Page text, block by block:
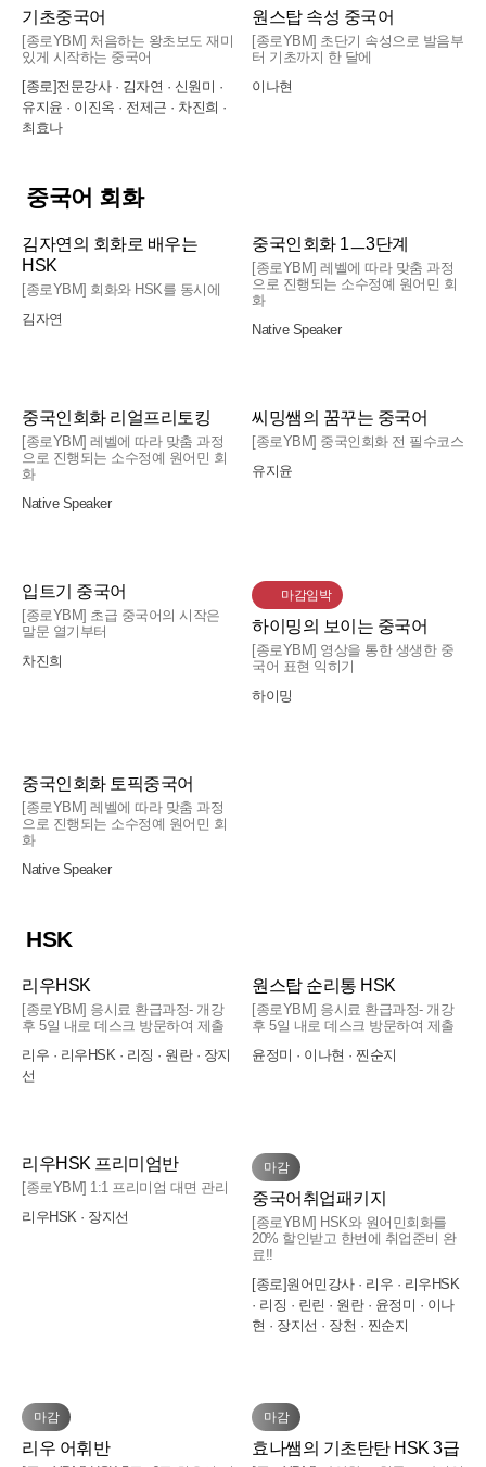
라 중국어 회화를 고급스럽게 업그레이드 시킬 수
있어서 도라애몽 암기빵에 적어서 다 머릿속에 넣
어버리고 싶어요🫶🏻
❤️‍🔥고득점 위해 피드백 계속 받고 싶은 분
🩵문제 많이 풀어서 단기간에 합격 하고 싶은 분
🤍수업 참석만으로도 합격 하고 싶은 분
뻥 아니고 앉아만 있었는데 단어도 안외우고, 숙
정미 선생님, 나현 선생님 너무 감사합니다🥹🥹
프리미엄반에서 발음 교정부터 듣기, 쓰기, 독해
까지 다 관리해주셔서 더욱 빨리 배울 수 있었습
니다.
또한, 10번 읽기를 통해서 리스닝 실력을 더욱 늘
릴 수 있었습니다.
부족한 부분을 채우면서 할 수 있었습니다! HSK 4
비했습니다.
매 수업마다 커리큘럼이 정말 체계적으로 구성되
어 있었고, 독해·듣기·쓰기까지 어느 한 부분도 빠
짐없이 꼼꼼하게 지도해 주셔서 균형 있게 공부할
수 있었습니다.
기였습니다. 처음에는 문장 구조를 분석하는 것
를 구분하는 데도 어려움이 많았습니다. 하지만
매번 과제로 10번 읽기와 모든 문제의 구조 분석
을 꾸준히 하다 보니, 어느 순간 문장을 보면 핵심
표현과 문장 구조가 자연스럽게 눈에 들어오기 시
작했습니다. 덕분에 독해뿐만 아니라 쓰기에서도
또한 노베이스인 학생도 잘 따라올 수 있도록 하
나하나 친절하게 설명해 주시고, 필요한 경우에는
3급 내용까지 함께 짚어 주시면서 이해를 도와주
리우HSK
기!
지선쌤과 함께 HSK 4급을 2달동안 준비했습니다.
가장 도움이 되었던 것은 10번 읽기였던거 같습
하다 보니 점차 실력이 느는것을 느낄수 있었습니
다. 그 결과 238점을 받을수 있었으면 독해는 무
려 100점 만점 90점을 받았습니다. 꾸준한 반복
학습의 중요성과 10번읽기의 중요성을 다시 한번
느꼈습니다. 열정적으로 지도해 주신 지선쌤께 정
말 감사드리며, 지선쌤 수업 강추합니다 !!!
고득점 합격 성공했어요 ㅎㅎ
5월, 6월 지선쌤 강의듣고 7월에 IBT로 시험쳤어
데 6월 초중순부터 어휘력과 더불어 독해가 많이
늘었다는게 체감되었어요. 그래서 선생님이 시키
는대로만 성실하게 잘해내자 라는 생각으로 매일
2-3시간씩 공부했어요. 학원 안 다녔으면 듣기도
제가 제일 약한 부분이 쓰기였는데 문장 구조도
알고 어휘력도 향상되었다보니 결과적으로 시험
에서는 개인적으로는 만족하는 점수를 얻었습니
딱 두 달 마음 잡고 공부하시면 다 합격할 수 있어
리우HSK
Hsk 응시료 환급건 4급 합격 후기
중국어는커녕 한자도 모른 채 2월부터 듣기 시작
했습니다. 그리고 6월 28일 4급 240점으로 합격
많았기 때문에 끈기와 의지가 있는 분들이라면 이
보다 빠른 기간 내 성취할 수 있다고 생각합니다.
우선 강의는 진심으로 추천합니다. 선생님들이 정
말 친절하시고 꼼꼼하세요. 수업마다 수업 영상,
공부 의지가 그리 좋지 못해 종종 걱정될 때가 있
지만 선생님들과 함께라면 6급까지도 노려볼 수
있겠다 생각합니다. 남은 건 자신과의 싸움뿐..^ㅠ
앞으로도 잘 부탁드립니다!
할 수 있어요!
입트기 중국어의 커리큘럼을 끝까지 따라가니, 왠
지 모를 자신감이 생겼습니다. 유창하지는 않더라
도, 제가 하고 싶은 이야기를 중국어로 할 수 있어
요! 😀
표현은 선생님께서 알려주시기 때문에, 최대한 문
장을 새롭게 만들어보는 게 더 도움이 될 듯합니
다. (선생님께서도 새로운 표현이 나오는 걸 오히
려 반가워하셔서 질문하기도 편했습니다. 🤗)
또 주제에 맞게 작문하는 것도 큰 도움이 됐습니
다. 숙제로 작문할 때는 제 이야기를 잘 전달하고
하게 피드백해 주셔서 어떤 부분을 더 보완해야
하는지도 알 수 있었어요.
어 공부에 많은 도움이 되었습니다. 중국어를 잘
해야 한다는 부담 없이 일단 말해보는 습관을 기
수업이었습니다. 중국어 회화를 재미있게 배우고
싶은 분들께 추천하고 싶습니다! 👏
입트기 중국어
진짜 HSK 시험에 필요한 팁을 얻어갈 수 있
맞춤형 공부 방법을 알려주어 많은 도움이 되었습
니다. 응시하진 않았지만 수강생들을 위해 모의고
사를 운영하는 점도 마음에 듭니다.
처음이라면 독학보다는 학원으로.
첫날 ybm학원 처음 방문.시설이 깨끗.화장실 특
히 깨끗.
중국어의 특이한 요소.성조.성조는 독학으로 배우
는게 아니란걸 학원다니면서 깨달음.
스티븐스필버그의 영화 디스클러져데이에 나오
데
줌.
하는지 스스로는 모름.같은 동료수강생들의 발음
을 들으면
중국드라마에 나오는 배우처럼 언뜻들릴때가 있
음...그때 이거구나하고 느낌.
절대부족이라
집에서 미리 해왔네요. 단어외우기도 강사님의 한
명씩 시킬때 대학교수업시 질문할때 머리가 하애
지는 느낌을 오래간만에 받음.그래서 미리 외우고
감.머리로는 안외워지고 쓰면서 말하면서 겨우 외
워지는데 이것도 한달두달 지나면 앞부분은 말은
하는데 쓰지를 못함...반복쓰기의 중요성.오늘로
써 4개월과정이 끝났는데요.언제 끝날까했는데
가 너무 약해서 수업을 들을지 많이 고민했어ㅎㅎ
근데 선생님이 직접 만들어 나눠주신 본교재에 병
음도 같이 적혀 있어서 생각보다 부담 없이 따라
이 늘었어.
이해하기 쉬웠고, 예문도 많아서 혼자 복습하기에
직접 문장을 만들어 말하는 게 처음엔 긴장도 많
이 되고 겁도 났는데, 계속 말해 보고 틀린 부분도
바로바로 고쳐 주셔서 어느 순간 중국어로 말하는
로 &#39운전하다&#39를 뜻하는 兜风(dōufēng)이
원래 &#39바람을 쐬러 가다&#39라는 의미에서
유래한 표현이라고 설명해 주셨는데, 이런 얘기들
이 있어서 더 기억에 남았던 것 같아.
수업도 항상 알차게 진행해 주시고 PPT도 보기
편해서 공부하기 좋았어. 회화 실력을 키우고 싶
입트기 중국어
추!
씨밍쌤 회화수업(한인회화) 듣고 있는 2달차 수강
실력이 부족해서 같이 듣고 있습니다.
상되고 있고, 무엇보다 씨밍쌤께서 수업을 지루하
지 않고 잘 가르쳐주세요^^
첨부사진처럼 따로 교재는 없지만, 학생들에게는
비용 부담이 없는 장점이 있습니다^^
을 쉽게 볼 수 있도록 미리 준비를 해주세요^^
수업 분위기도 가족처럼 화목한 분위기로 잘 진행
해주시고, 무엇보다 중간중간 수강생들에게 일부
러 중국어로 질문하고 대답하는 방식으로 유도해
서 일상생활에서 편하게 사용 가능한 단어들로도
충분히 회화가 가능해지는 것 같아요^^
저는 중국인회화로 레벨업 하기 전까지는 개인적
으로 한인회화 수업은 씨밍쌤 강의를 강추! 강추!
너무 재미있고 회화가 빠르게 늘어요
입트기 중국어
중국어를 처음 배우는 분들께 추천합니다
면서 연습이 많이 돼요.
과외같은 분위기라 처음 배우는 사람들에
게 강추
소수 인원으로 진행이 되어 새로운 언어에 대한
두려움과 거리낌을 낮추는데 좋은 분위기의 수업
입니다. 강사님이 중국 현지 문화에 대한 한국인
들의 선호나 경험, 현지에서 자주 쓰이는 실전 회
화도 알려주셔서 수업이 재미있어요. 인원이 적고
강사님과 거리가 가까워서 피드백도 빠르게 진행
된다는 점이 특히나 이점입니다. 자격증을 준비하
속 차진희 강사님 수업을 들을 것 같습니다.
기초중국어
기초부터 실력향상에 큰 도움이 됩니다.
기초반 성조 학습부터 시작하여 현재까지 수업을
잘 듣고 있습니다. 상세하게 파트별 반복 설명과
김자연의 회화로 배우는 HSK
중국어 기초를 한 달만에 완성할 수 있습니다. 성
조와 기초 표현, 그리고 어휘를 수업 시간 내에 모
두 완벽하게 습득할 수 있도록 수업하십니다. 집
김자연의 회화로 배우는 HSK
기초중국어
[종로YBM] 처음하는 왕초보도 재미
있게 시작하는 중국어
[종로]전문강사 · 김자연 · 신원미 ·
유지윤 · 이진옥 · 전제근 · 차진희 ·
최효나
원스탑 속성 중국어
[종로YBM] 초단기 속성으로 발음부
터 기초까지 한 달에
이나현
중국어 회화
김자연의 회화로 배우는
HSK
[종로YBM] 회화와 HSK를 동시에
김자연
중국인회화 1ㅡ3단계
[종로YBM] 레벨에 따라 맞춤 과정
으로 진행되는 소수정예 원어민 회
화
Native Speaker
중국인회화 리얼프리토킹
[종로YBM] 레벨에 따라 맞춤 과정
으로 진행되는 소수정예 원어민 회
화
Native Speaker
씨밍쌤의 꿈꾸는 중국어
[종로YBM] 중국인회화 전 필수코스
유지윤
입트기 중국어
[종로YBM] 초급 중국어의 시작은
말문 열기부터
차진희
마감임박
하이밍의 보이는 중국어
[종로YBM] 영상을 통한 생생한 중
국어 표현 익히기
하이밍
중국인회화 토픽중국어
[종로YBM] 레벨에 따라 맞춤 과정
으로 진행되는 소수정예 원어민 회
화
Native Speaker
HSK
리우HSK
[종로YBM] 응시료 환급과정- 개강
후 5일 내로 데스크 방문하여 제출
리우 · 리우HSK · 리징 · 원란 · 장지
선
원스탑 순리통 HSK
[종로YBM] 응시료 환급과정- 개강
후 5일 내로 데스크 방문하여 제출
윤정미 · 이나현 · 찐순지
리우HSK 프리미엄반
[종로YBM] 1:1 프리미엄 대면 관리
리우HSK · 장지선
마감
중국어취업패키지
[종로YBM] HSK와 원어민회화를
20% 할인받고 한번에 취업준비 완
료!!
[종로]원어민강사 · 리우 · 리우HSK
· 리징 · 린린 · 원란 · 윤정미 · 이나
현 · 장지선 · 장천 · 찐순지
마감
리우 어휘반
마감
효나쌤의 기초탄탄 HSK 3급